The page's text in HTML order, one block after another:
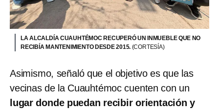
LA ALCALDÍA CUAUHTÉMOC RECUPERÓ UN INMUEBLE QUE NO
RECIBÍA MANTENIMIENTO DESDE 2015. (CORTESÍA)
Asimismo, señaló que el objetivo es que las
vecinas de la Cuauhtémoc cuenten con un
lugar donde puedan recibir orientación y